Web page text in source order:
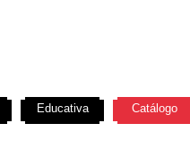
Educativa Catálogo